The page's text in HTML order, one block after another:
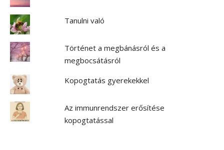
Tanulni való
Történet a megbánásról és a
megbocsátásról
Kopogtatás gyerekekkel
Az immunrendszer erősítése
kopogtatással